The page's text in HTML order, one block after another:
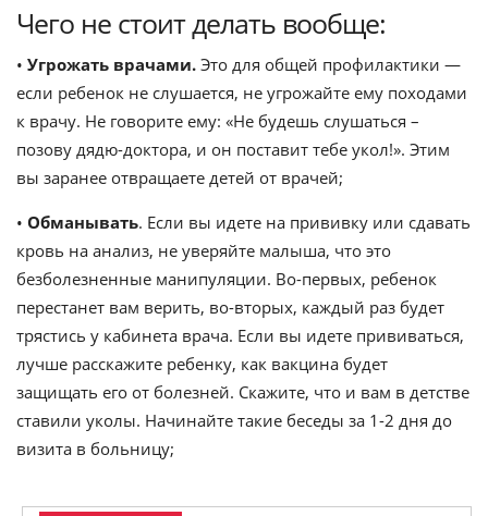
Чего не стоит делать вообще:
• Угрожать врачами. Это для общей профилактики —
если ребенок не слушается, не угрожайте ему походами
к врачу. Не говорите ему: «Не будешь слушаться –
позову дядю-доктора, и он поставит тебе укол!». Этим
вы заранее отвращаете детей от врачей;
• Обманывать. Если вы идете на прививку или сдавать
кровь на анализ, не уверяйте малыша, что это
безболезненные манипуляции. Во-первых, ребенок
перестанет вам верить, во-вторых, каждый раз будет
трястись у кабинета врача. Если вы идете прививаться,
лучше расскажите ребенку, как вакцина будет
защищать его от болезней. Скажите, что и вам в детстве
ставили уколы. Начинайте такие беседы за 1-2 дня до
визита в больницу;